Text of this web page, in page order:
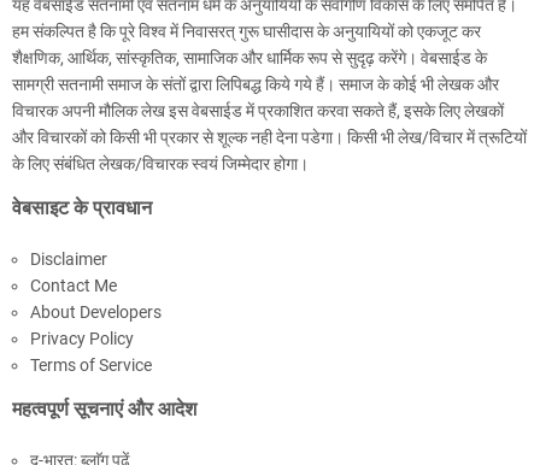
यह वेबसाईड सतनामी एवं सतनाम धर्म के अनुयायियों के सर्वांगीण विकास के लिए समर्पित है।
हम संकल्पित है कि पूरे विश्व में निवासरत् गुरू घासीदास के अनुयायियों को एकजूट कर
शैक्षणिक, आर्थिक, सांस्कृतिक, सामाजिक और धार्मिक रूप से सुदृढ़ करेंगे। वेबसाईड के
सामग्री सतनामी समाज के संतों द्वारा लिपिबद्ध किये गये हैं। समाज के कोई भी लेखक और
विचारक अपनी मौलिक लेख इस वेबसाईड में प्रकाशित करवा सकते हैं, इसके लिए लेखकों
और विचारकों को किसी भी प्रकार से शूल्क नही देना पडेगा। किसी भी लेख/विचार में त्रूटियों
के लिए संबंधित लेखक/विचारक स्वयं जिम्मेदार होगा।
वेबसाइट के प्रावधान
Disclaimer
Contact Me
About Developers
Privacy Policy
Terms of Service
महत्वपूर्ण सूचनाएं और आदेश
द-भारत: ब्लाॅग पढें